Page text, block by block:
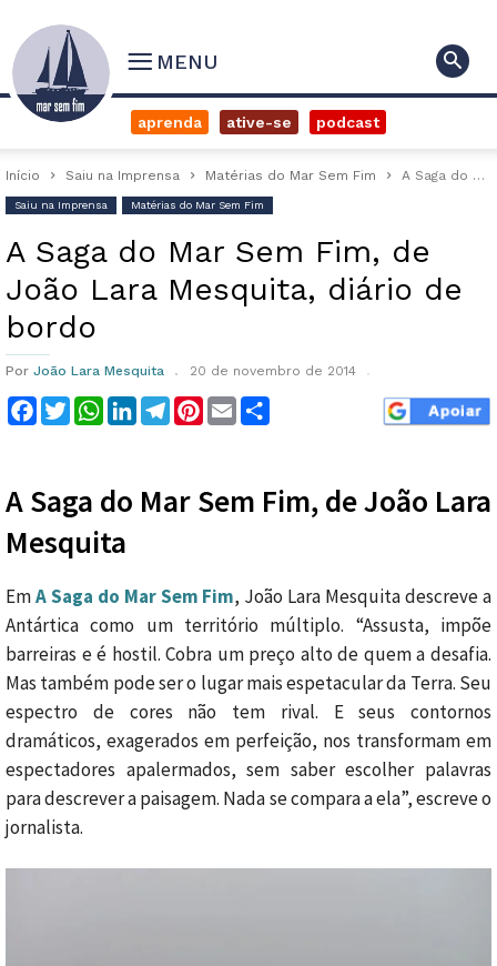
MENU
aprenda ative-se podcast
Início Saiu na Imprensa Matérias do Mar Sem Fim A Saga do Mar Sem Fim, de João Lara Mesquita, diário de...
Saiu na Imprensa Matérias do Mar Sem Fim
A Saga do Mar Sem Fim, de
João Lara Mesquita, diário de
bordo
Por João Lara Mesquita 20 de novembro de 2014
Facebook
TwitterWhatsApp
LinkedInTelegram
Pinterest
Email
A Saga do Mar Sem Fim, de João Lara
Mesquita
EmA Saga do Mar Sem Fim, João Lara Mesquita descreve a
Antártica como um território múltiplo. “Assusta, impõe
barreiras e é hostil. Cobra um preço alto de quem a desafia.
Mas também pode ser o lugar mais espetacular da Terra. Seu
espectro de cores não tem rival. E seus contornos
dramáticos, exagerados em perfeição, nos transformam em
espectadores apalermados, sem saber escolher palavras
para descrever a paisagem. Nada se compara a ela”, escreve o
jornalista.